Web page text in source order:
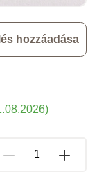
hozzáadása